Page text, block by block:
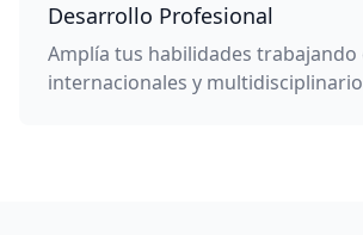
Desarrollo Profesional
Amplía tus habilidades
internacionales y